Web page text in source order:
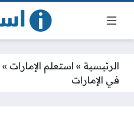
الرئيسية » استعلم الإمارات »
في الإمارات